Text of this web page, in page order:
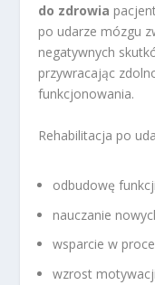
do zdrowia
po udarze mózgu
negatywnych
przywracając
funkcjonowania.
Rehabilitacja po
odbudowę
nauczanie
wsparcie w
wzrost